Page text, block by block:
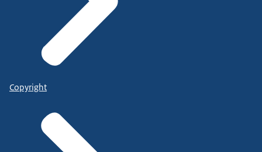
Copyright